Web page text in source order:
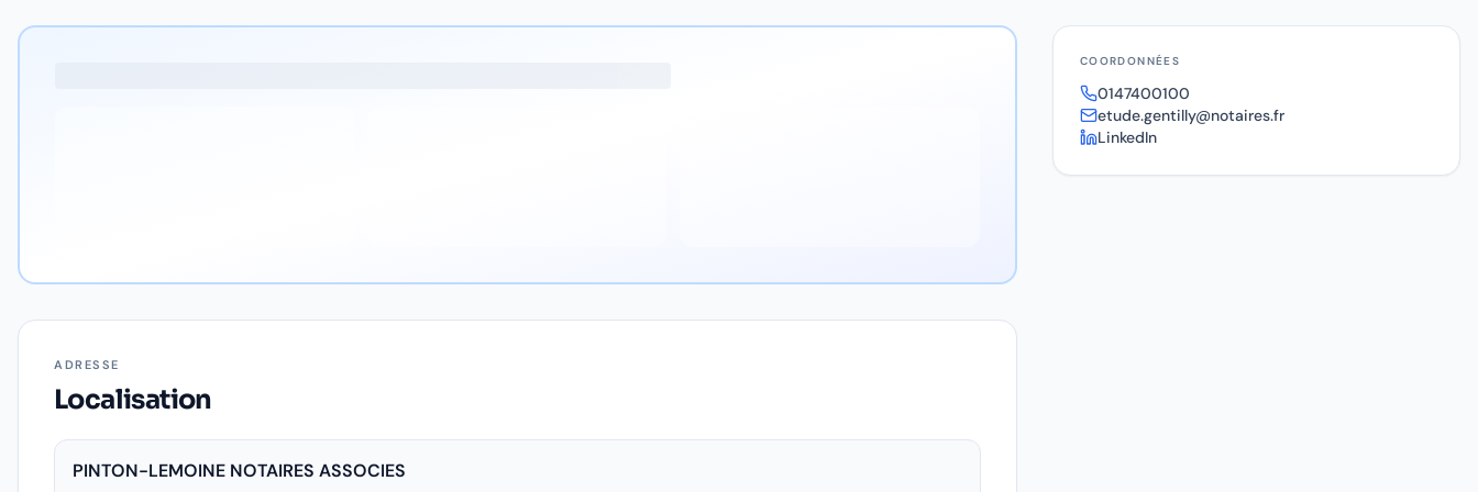
ADRESSE
Localisation
PINTON-LEMOINE NOTAIRES ASSOCIES
COORDONNÉES
0147400100
etude.gentilly@notaires.fr
LinkedIn